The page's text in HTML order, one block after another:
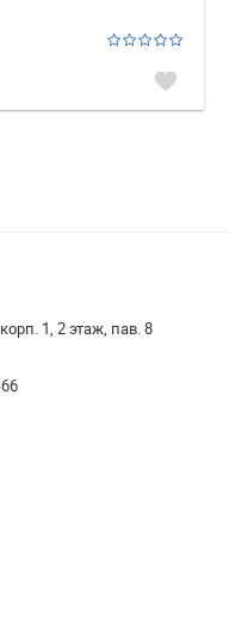
favorite
1, 2 этаж, пав. 8